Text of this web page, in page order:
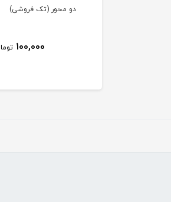
دو محور (عمده فروشی)
80,000